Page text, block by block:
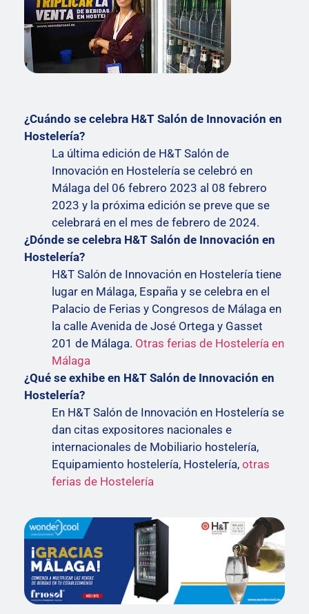
¿Cuándo se celebra H&T Salón de Innovación en
Hostelería?
La última edición de H&T Salón de
Innovación en Hostelería se celebró en
Málaga del 06 febrero 2023 al 08 febrero
2023 y la próxima edición se preve que se
celebrará en el mes de febrero de 2024.
¿Dónde se celebra H&T Salón de Innovación en
Hostelería?
H&T Salón de Innovación en Hostelería tiene
lugar en Málaga, España y se celebra en el
Palacio de Ferias y Congresos de Málaga en
la calle Avenida de José Ortega y Gasset
201 de Málaga. Otras ferias de Hostelería en
Málaga
¿Qué se exhibe en H&T Salón de Innovación en
Hostelería?
En H&T Salón de Innovación en Hostelería se
dan citas expositores nacionales e
internacionales de Mobiliario hostelería,
Equipamiento hostelería, Hostelería, otras
ferias de Hostelería